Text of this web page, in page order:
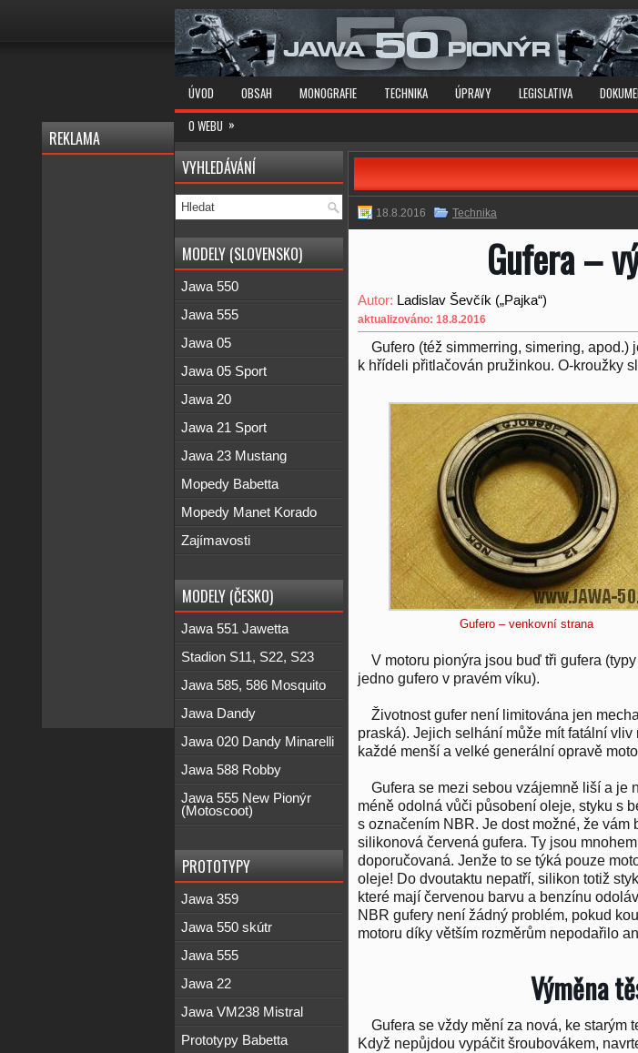
ÚVOD OBSAH MONOGRAFIE TECHNIKA ÚPRAVY LEGISLATIVA
O WEBU »
REKLAMA
18.8.2016 Technika
Gufera –
Autor: Ladislav Ševčík („Pajka“)
aktualizováno: 18.8.2016
Gufero (též simmerring, simering,
k hřídeli přitlačován pružinkou. O-kroužky
Gufero – venkovní strana
V motoru pionýra jsou buď tři gufera
jedno gufero v pravém víku).
Životnost gufer není limitována jen
praská). Jejich selhání může mít fatální
každé menší a velké generální opravě
Gufera se mezi sebou vzájemně liší a je
méně odolná vůči působení oleje, styku s
s označením NBR. Je dost možné, že
silikonová červená gufera. Ty jsou
doporučovaná. Jenže to se týká pouze
oleje! Do dvoutaktu nepatří, silikon totiž
které mají červenou barvu a benzínu
NBR gufery není žádný problém, pokud
motoru díky větším rozměrům nepodařilo
Výměna
Gufera se vždy mění za nová, ke starým
Když nepůjdou vypáčit šroubovákem,
VYHLEDÁVÁNÍ
MODELY (SLOVENSKO)
Jawa 550
Jawa 555
Jawa 05
Jawa 05 Sport
Jawa 20
Jawa 21 Sport
Jawa 23 Mustang
Mopedy Babetta
Mopedy Manet Korado
Zajímavosti
MODELY (ČESKO)
Jawa 551 Jawetta
Stadion S11, S22, S23
Jawa 585, 586 Mosquito
Jawa Dandy
Jawa 020 Dandy Minarelli
Jawa 588 Robby
Jawa 555 New Pionýr
(Motoscoot)
PROTOTYPY
Jawa 359
Jawa 550 skútr
Jawa 555
Jawa 22
Jawa VM238 Mistral
Prototypy Babetta